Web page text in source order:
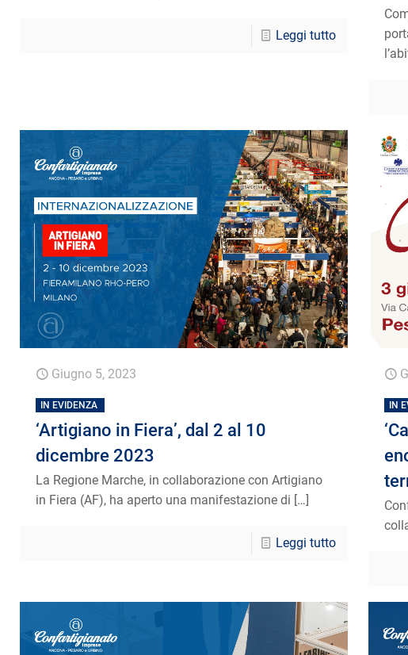
Leggi tutto
Giugno 5, 2023
IN EVIDENZA
‘Artigiano in Fiera’, dal 2 al 10
dicembre 2023
La Regione Marche, in collaborazione con Artigiano
in Fiera (AF), ha aperto una manifestazione di […]
Leggi tutto
IN